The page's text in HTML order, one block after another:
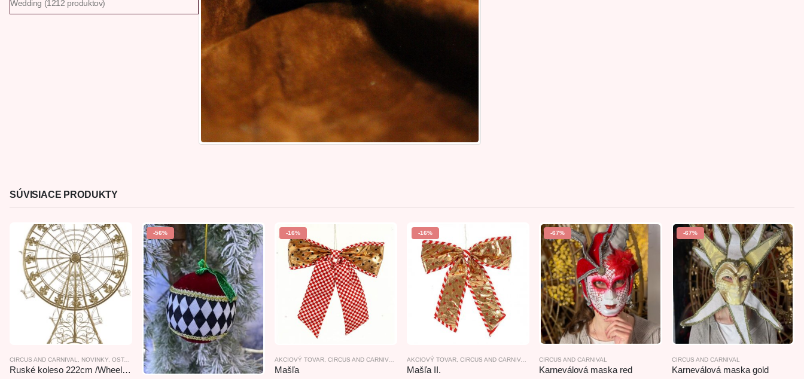
Wedding 1212 produktov
SÚVISIACE PRODUKTY
CIRCUS AND CARNIVAL, NOVINKY, OSTATNÉ
Ruské koleso 222cm /Wheel W/8 seats
-56% -16%
AKCIOVÝ TOVAR, CIRCUS AND CARNIVAL VIANOČNÝ DOPLNKOVÝ TOVAR , ZÁVESNÉ DEKORÁCIE
Mašľa
-16%
AKCIOVÝ TOVAR, CIRCUS AND CARNIVAL ZÁVESNÉ DEKORÁCIE
Mašľa II.
-67%
CIRCUS AND CARNIVAL
Karneválová maska red
-67%
CIRCUS AND CARNIVAL
Karneválová maska gold